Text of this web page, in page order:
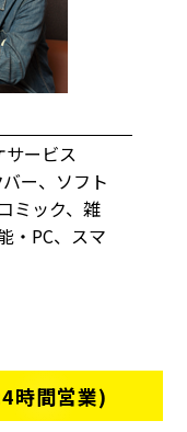
ービス
ー、ソフト
ミック、雑
・PC、スマ
時間営業)